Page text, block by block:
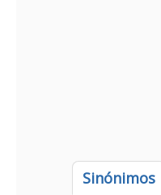
Sinónimos